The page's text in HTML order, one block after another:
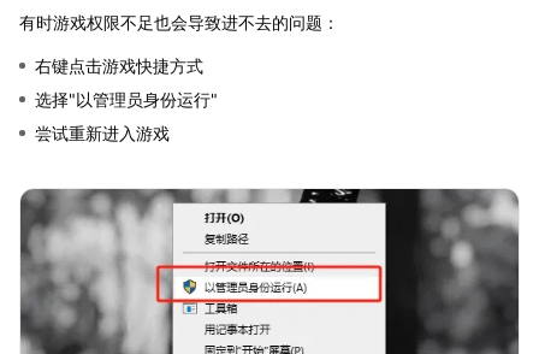
有时游戏权限不足也会导致进不去的问题：
右键点击游戏快捷方式
选择"以管理员身份运行"
尝试重新进入游戏